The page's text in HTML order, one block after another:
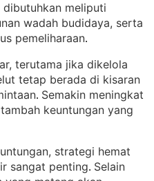
dibutuhkan meliputi
wadah budidaya, serta
pemeliharaan.
terutama jika dikelola
tetap berada di kisaran
. Semakin meningkat
keuntungan yang
strategi hemat
sangat penting. Selain